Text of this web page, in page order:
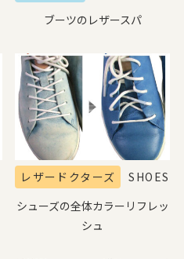
ブーツのレザースパ
レザードクターズ
SHOES
シューズの全体カラーリフレッ
シュ